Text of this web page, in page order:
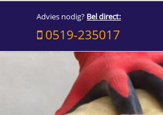
Advies nodig? Bel direct:
0519-235017